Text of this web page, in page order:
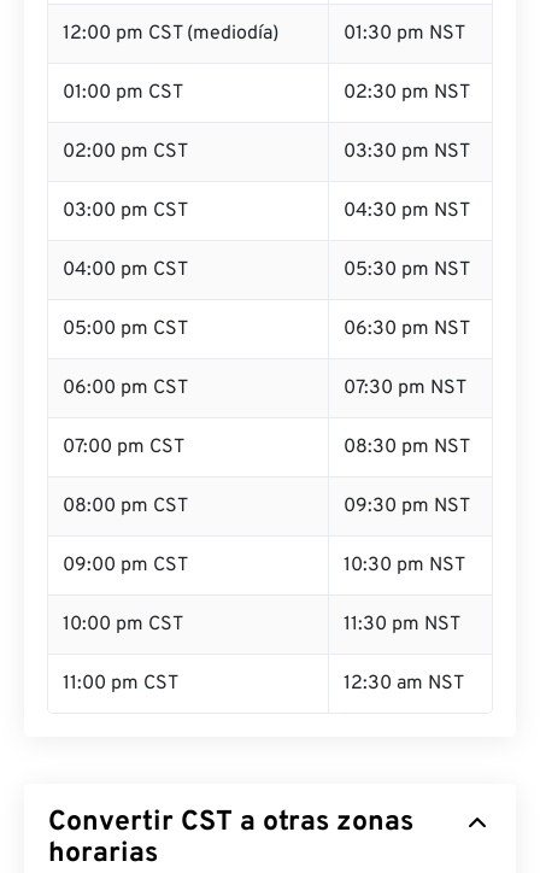
12:00 pm CST (mediodía) 01:30 pm NST
01:00 pm CST 02:30 pm NST
02:00 pm CST 03:30 pm NST
03:00 pm CST 04:30 pm NST
04:00 pm CST 05:30 pm NST
05:00 pm CST 06:30 pm NST
06:00 pm CST 07:30 pm NST
07:00 pm CST 08:30 pm NST
08:00 pm CST 09:30 pm NST
09:00 pm CST 10:30 pm NST
10:00 pm CST 11:30 pm NST
11:00 pm CST 12:30 am NST
Convertir CST a otras zonas
horarias